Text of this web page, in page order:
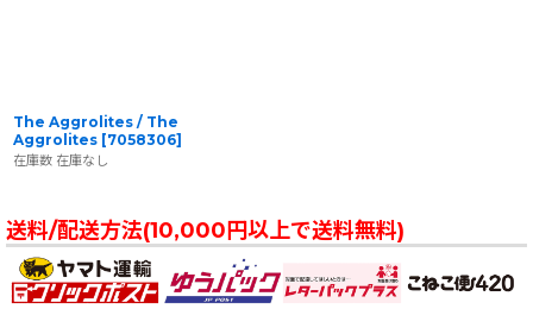
The Aggrolites / The
Aggrolites [7058306]
在庫数 在庫なし
送料/配送方法(10,000円以上で送料無料)